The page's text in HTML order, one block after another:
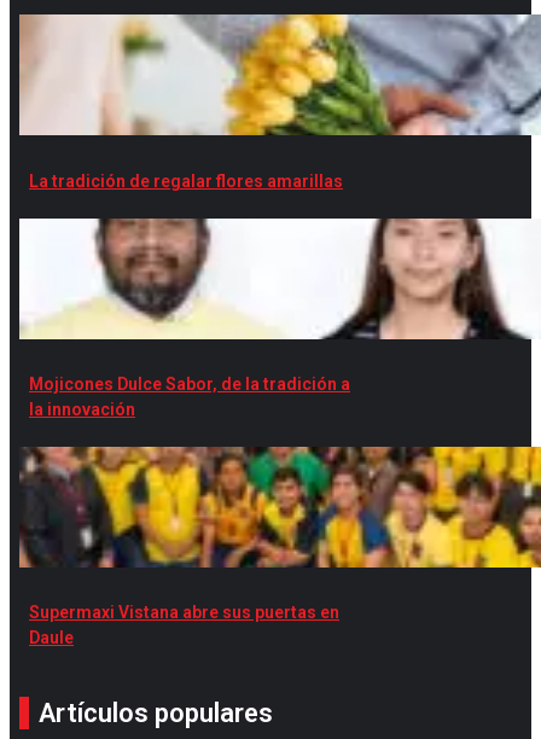
La tradición de regalar flores amarillas
Mojicones Dulce Sabor, de la tradición a
la innovación
Supermaxi Vistana abre sus puertas en
Daule
Artículos populares